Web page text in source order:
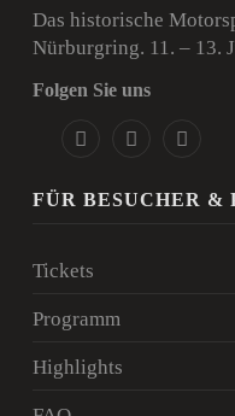
Das historische
Nürburgring. 11. – 13.
Folgen Sie uns
FÜR BESUCHER &
Tickets
Programm
Highlights